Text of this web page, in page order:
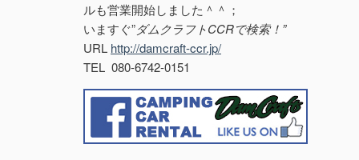
ルも営業開始しました＾＾；
いますぐ”ダムクラフトCCRで検索！”
URL http://damcraft-ccr.jp/
TEL 080-6742-0151